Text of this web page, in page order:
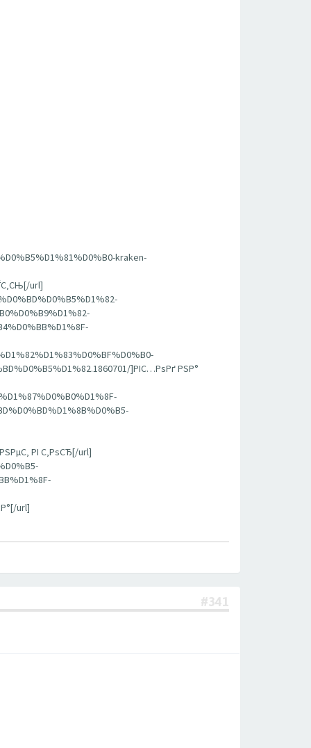
kraken-
url]
]РІС…РѕРґ РЅР°
РІ С‚РѕСЂ[/url]
url]
#341